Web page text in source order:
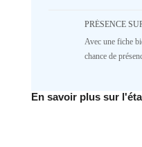
1687
1
Deprecated:
PRÉSENCE
Avec une fiche
chance de
En savoir plus sur